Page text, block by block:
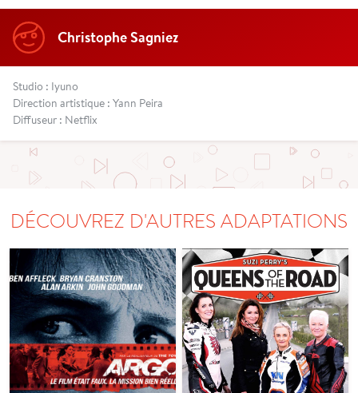
Christophe Sagniez
Studio : Iyuno
Direction artistique : Yann Peira
Diffuseur : Netflix
DÉCOUVREZ D'AUTRES ADAPTATIONS